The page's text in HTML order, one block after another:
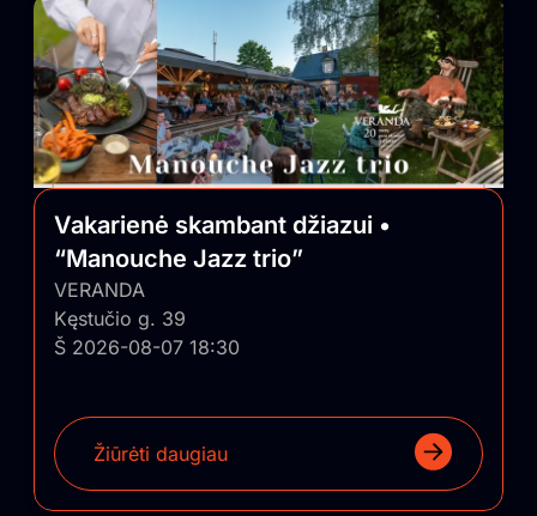
Vakarienė skambant džiazui •
“Manouche Jazz trio”
VERANDA
Kęstučio g. 39
Š 2026-08-07 18:30
Žiūrėti daugiau